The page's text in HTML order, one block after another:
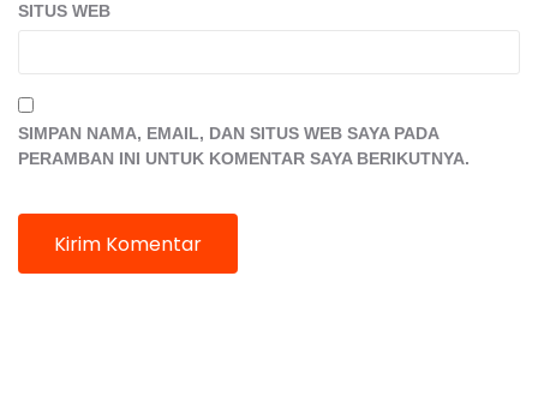
SITUS WEB
SIMPAN NAMA, EMAIL, DAN SITUS WEB SAYA PADA
PERAMBAN INI UNTUK KOMENTAR SAYA BERIKUTNYA.